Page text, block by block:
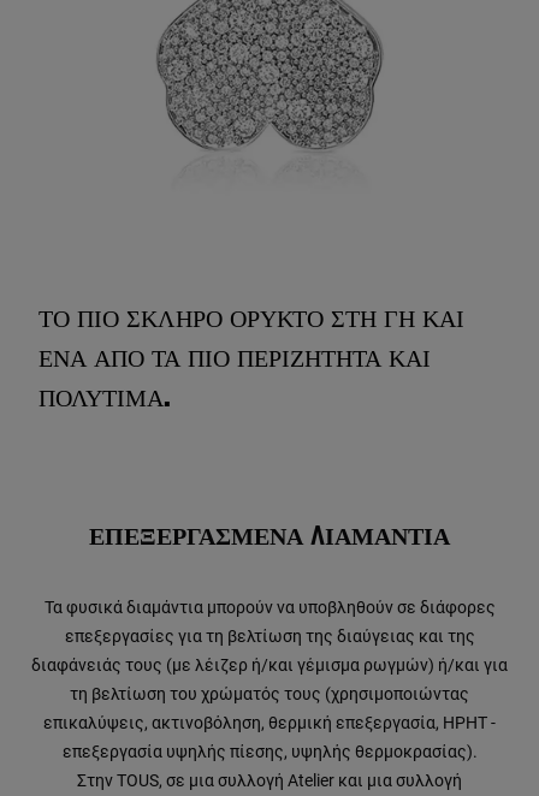
ΤΟ ΠΙΟ ΣΚΛΗΡΟ ΟΡΥΚΤΟ ΣΤΗ ΓΗ ΚΑΙ
ΕΝΑ ΑΠΟ ΤΑ ΠΙΟ ΠΕΡΙΖΗΤΗΤΑ ΚΑΙ
ΠΟΛΥΤΙΜΑ.
ΕΠΕΞΕΡΓΑΣΜΕΝΑ ΔΙΑΜΑΝΤΙΑ
Τα φυσικά διαμάντια μπορούν να υποβληθούν σε διάφορες
επεξεργασίες για τη βελτίωση της διαύγειας και της
διαφάνειάς τους (με λέιζερ ή/και γέμισμα ρωγμών) ή/και για
τη βελτίωση του χρώματός τους (χρησιμοποιώντας
επικαλύψεις, ακτινοβόληση, θερμική επεξεργασία, HPHT -
επεξεργασία υψηλής πίεσης, υψηλής θερμοκρασίας).
Στην TOUS, σε μια συλλογή Atelier και μια συλλογή